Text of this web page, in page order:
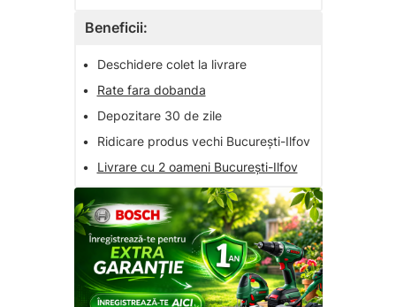
Beneficii:
•
Deschidere colet la livrare
•
Rate fara dobanda
•
Depozitare 30 de zile
•
Ridicare produs vechi București-Ilfov
•
Livrare cu 2 oameni București-Ilfov